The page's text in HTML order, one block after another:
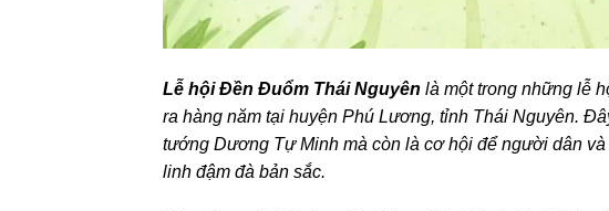
Lễ hội Đền Đuổm Thái Nguyên là một trong những lễ
ra hàng năm tại huyện Phú Lương, tỉnh Thái Nguyên.
tướng Dương Tự Minh mà còn là cơ hội để người dân
linh đậm đà bản sắc.